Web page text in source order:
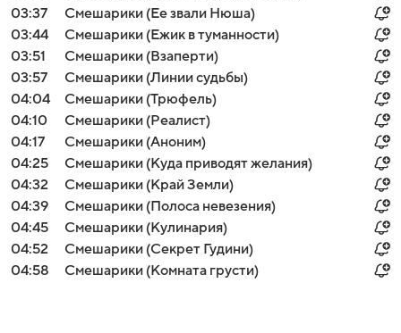
03:37
Смешарики (Ее звали Нюша)
03:44
Смешарики (Ежик в туманности)
03:51
Смешарики (Взаперти)
03:57
Смешарики (Линии судьбы)
04:04
Смешарики (Трюфель)
04:10
Смешарики (Реалист)
04:17
Смешарики (Аноним)
04:25
Смешарики (Куда приводят желания)
04:32
Смешарики (Край Земли)
04:39
Смешарики (Полоса невезения)
04:45
Смешарики (Кулинария)
04:52
Смешарики (Секрет Гудини)
04:58
Смешарики (Комната грусти)